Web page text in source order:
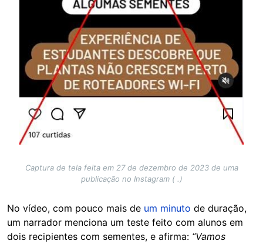
Captura de tela feita em 27 de dezembro de 2023 de uma
publicação no Instagram ( .)
No vídeo, com pouco mais de um minuto de duração,
um narrador menciona um teste feito com alunos em
dois recipientes com sementes, e afirma: “Vamos